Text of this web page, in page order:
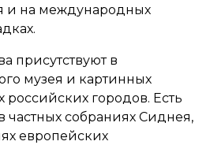
и на международных
присутствуют в
музея и картинных
российских городов. Есть
частных собраниях Сиднея,
европейских